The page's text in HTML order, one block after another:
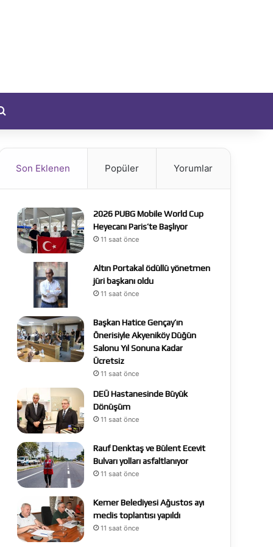
Ol
Son Eklenen Popüler Yorumlar
2026 PUBG Mobile World Cup
Heyecanı Paris’te Başlıyor
11 saat önce
Altın Portakal ödüllü yönetmen
jüri başkanı oldu
11 saat önce
Başkan Hatice Gençay’ın
Önerisiyle Akyeniköy Düğün
Salonu Yıl Sonuna Kadar
Ücretsiz
11 saat önce
DEÜ Hastanesinde Büyük
Dönüşüm
11 saat önce
Rauf Denktaş ve Bülent Ecevit
Bulvarı yolları asfaltlanıyor
11 saat önce
Kemer Belediyesi Ağustos ayı
meclis toplantısı yapıldı
11 saat önce